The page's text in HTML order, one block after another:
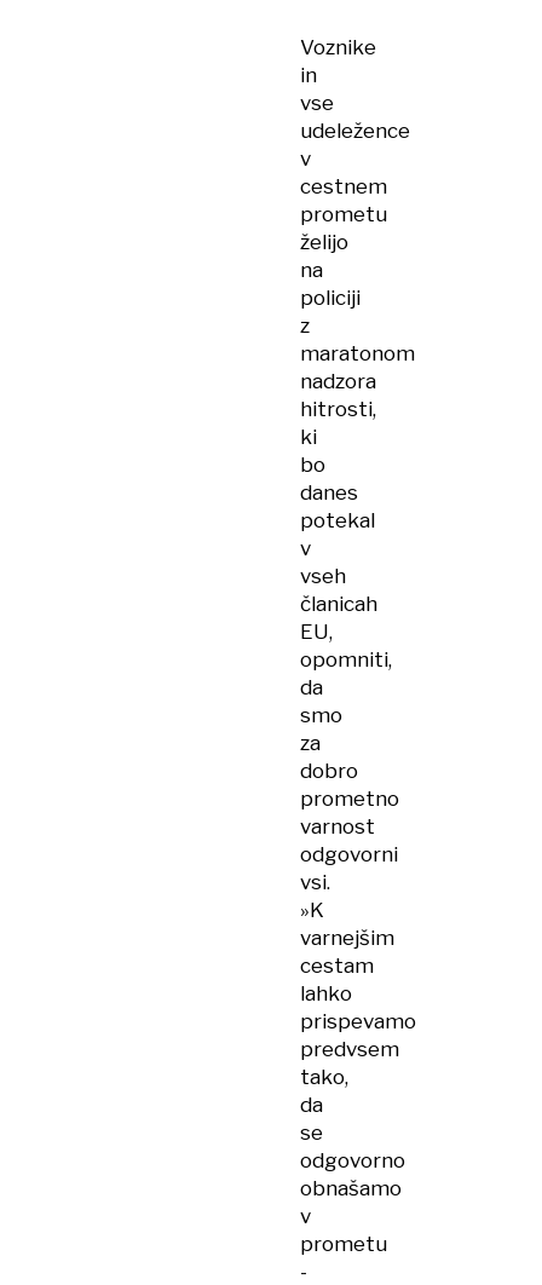
Voznike
in
vse
udeležence
v
cestnem
prometu
želijo
na
policiji
z
maratonom
nadzora
hitrosti,
ki
bo
danes
potekal
v
vseh
članicah
EU,
opomniti,
da
smo
za
dobro
prometno
varnost
odgovorni
vsi.
»K
varnejšim
cestam
lahko
prispevamo
predvsem
tako,
da
se
odgovorno
obnašamo
v
prometu
-